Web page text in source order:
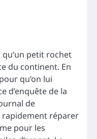
qu’un petit rochet
du continent. En
qu’on lui
d’enquête de la
de
réparer
pour les